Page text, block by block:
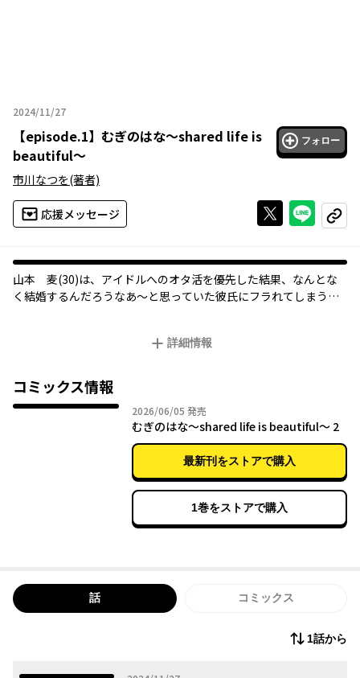
2024/11/27
2024年11月27日
【episode.1】 むぎのはな～shared life is
beautiful～
フォロー
市川なつを(著者)
応援メッセージ Xで投稿する
ライン
コピー
山本 麦(30)は、アイドルへのオタ活を優先した結果、なんとな
く結婚するんだろうなあ～と思っていた彼氏にフラれてしまう。
子たちが自立しつつ支えあえる」シェアハウス運営がはじまっ
詳細情報
コミックス情報
2026/06/05 2026年06月05日
発売
むぎのはな～shared life is beautiful～ 2
最新刊をストアで購入
1巻をストアで購入
話 コミックス
1話から